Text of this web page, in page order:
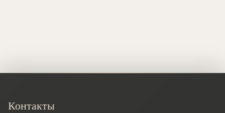
Контакты